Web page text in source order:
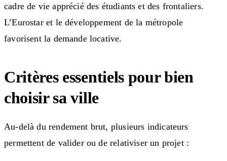
cadre de vie apprécié des étudiants et des frontaliers.
L’Eurostar et le développement de la métropole
favorisent la demande locative.
Critères essentiels pour bien
choisir sa ville
Au-delà du rendement brut, plusieurs indicateurs
permettent de valider ou de relativiser un projet :